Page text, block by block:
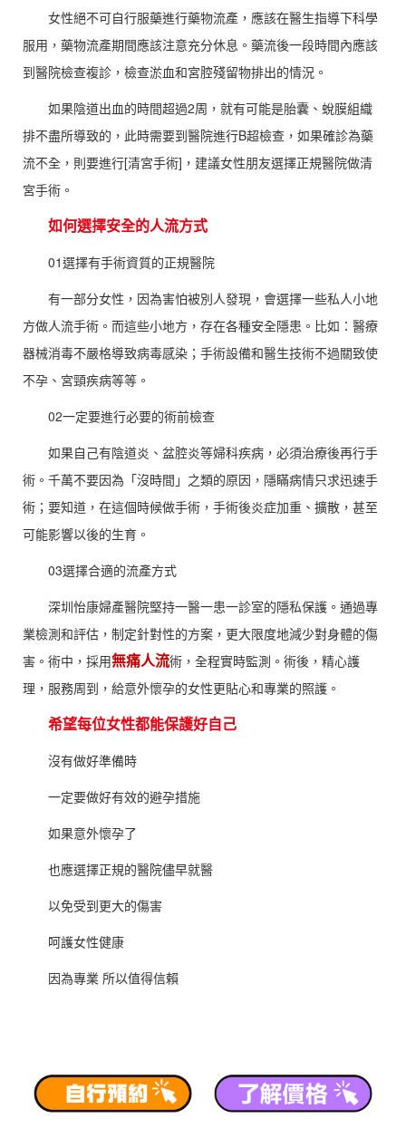
女性絕不可自行服藥進行藥物流產，應該在醫生指導下科學
服用，藥物流產期間應該注意充分休息。藥流後一段時間內應該
到醫院檢查複診，檢查淤血和宮腔殘留物排出的情況。
如果陰道出血的時間超過2周，就有可能是胎囊、蛻膜組織
排不盡所導致的，此時需要到醫院進行B超檢查，如果確診為藥
流不全，則要進行[清宮手術]，建議女性朋友選擇正規醫院做清
宮手術。
如何選擇安全的人流方式
01選擇有手術資質的正規醫院
有一部分女性，因為害怕被別人發現，會選擇一些私人小地
方做人流手術。而這些小地方，存在各種安全隱患。比如：醫療
器械消毒不嚴格導致病毒感染；手術設備和醫生技術不過關致使
不孕、宮頸疾病等等。
02一定要進行必要的術前檢查
如果自己有陰道炎、盆腔炎等婦科疾病，必須治療後再行手
術。千萬不要因為「沒時間」之類的原因，隱瞞病情只求迅速手
術；要知道，在這個時候做手術，手術後炎症加重、擴散，甚至
可能影響以後的生育。
03選擇合適的流產方式
深圳怡康婦產醫院堅持一醫一患一診室的隱私保護。通過專
業檢測和評估，制定針對性的方案，更大限度地減少對身體的傷
害。術中，採用無痛人流術，全程實時監測。術後，精心護
理，服務周到，給意外懷孕的女性更貼心和專業的照護。
希望每位女性都能保護好自己
沒有做好準備時
一定要做好有效的避孕措施
如果意外懷孕了
也應選擇正規的醫院儘早就醫
以免受到更大的傷害
呵護女性健康
因為專業 所以值得信賴